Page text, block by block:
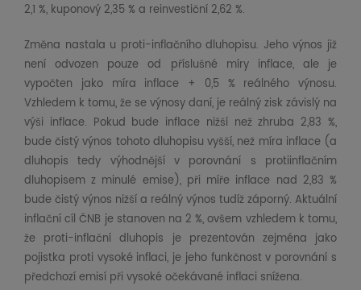
2,1 %, kuponový 2,35 % a reinvestiční 2,62 %.
Změna nastala u proti-inflačního dluhopisu. Jeho výnos již
není odvozen pouze od příslušné míry inflace, ale je
vypočten jako míra inflace + 0,5 % reálného výnosu.
Vzhledem k tomu, že se výnosy daní, je reálný zisk závislý na
výši inflace. Pokud bude inflace nižší než zhruba 2,83 %,
bude čistý výnos tohoto dluhopisu vyšší, než míra inflace (a
dluhopis tedy výhodnější v porovnání s protiinflačním
dluhopisem z minulé emise), při míře inflace nad 2,83 %
bude čistý výnos nižší a reálný výnos tudíž záporný. Aktuální
inflační cíl ČNB je stanoven na 2 %, ovšem vzhledem k tomu,
že proti-inflační dluhopis je prezentován zejména jako
pojistka proti vysoké inflaci, je jeho funkčnost v porovnání s
předchozí emisí při vysoké očekávané inflaci snížena.